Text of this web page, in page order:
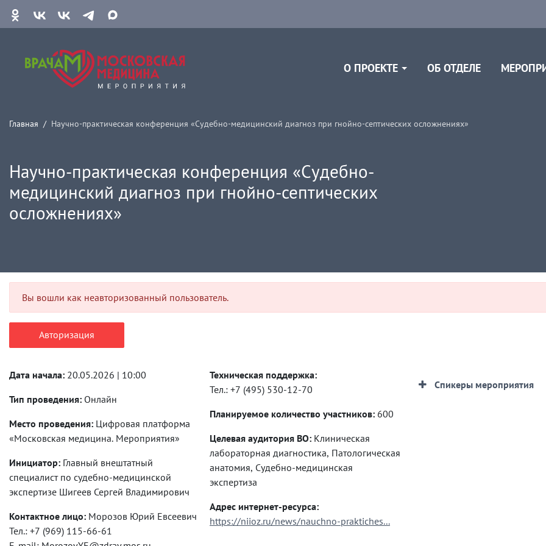
О ПРОЕКТЕ ОБ ОТДЕЛЕ
Главная Научно-практическая конференция «Судебно-медицинский диагноз при гнойно-септических осложнениях»
Научно-практическая конференция «Судебно-
медицинский диагноз при гнойно-септических
осложнениях»
Вы вошли как неавторизованный пользователь.
Авторизация
Дата начала:
20.05.2026 | 10:00
Тип проведения: Онлайн
Место проведения: Цифровая платформа
«Московская медицина. Мероприятия»
Инициатор:
специалист по судебно-медицинской
экспертизе Шигеев Сергей Владимирович
Контактное лицо:
Морозов Юрий Евсеевич
Тел.: +7 (969) 115-66-61
Техническая поддержка:
Тел.: +7 (495) 530-12-70
Планируемое количество участников: 600
Целевая аудитория ВО:
лабораторная диагностика, Патологическая
анатомия, Судебно-медицинская
экспертиза
Адрес интернет-ресурса:
https://niioz.ru/news/nauchno-praktiches...
Спикеры мероприятия